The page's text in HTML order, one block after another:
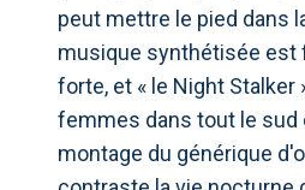
peut mettre le pied dans
musique synthétisée est
forte, et « le Night Stalker
femmes dans tout le sud
montage du générique